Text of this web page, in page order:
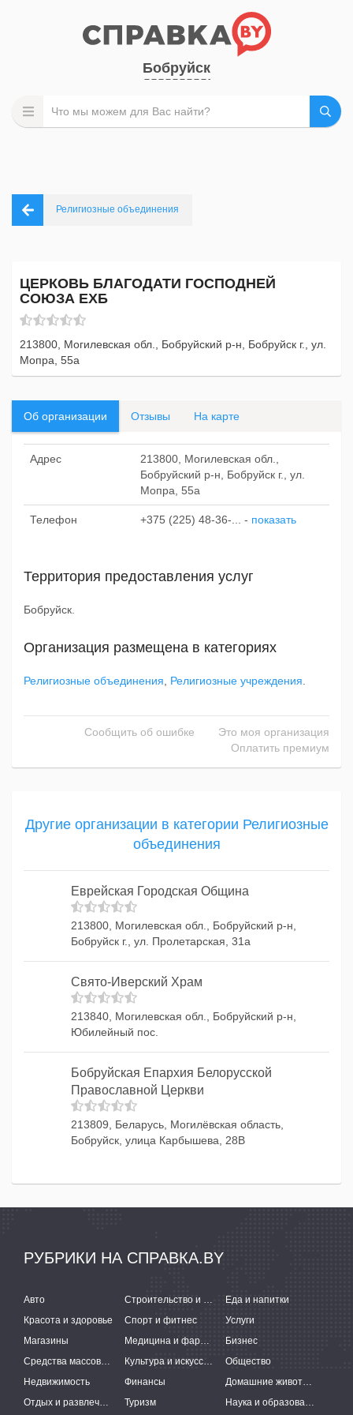
Бобруйск
Религиозные объединения
ЦЕРКОВЬ БЛАГОДАТИ ГОСПОДНЕЙ
СОЮЗА ЕХБ
213800, Могилевская обл., Бобруйский р-н, Бобруйск г., ул.
Мопра, 55а
Об организации Отзывы На карте
Адрес
213800, Могилевская обл.,
Бобруйский р-н, Бобруйск г., ул.
Мопра, 55а
Телефон +375 (225) 48-36-... - показать
Территория предоставления услуг
Бобруйск.
Организация размещена в категориях
Религиозные объединения Религиозные учреждения
Сообщить об ошибке
Это моя организация
Оплатить премиум
Другие организации в категории Религиозные
объединения
Еврейская Городская Община
213800, Могилевская обл., Бобруйский р-н,
Бобруйск г., ул. Пролетарская, 31а
Свято-Иверский Храм
213840, Могилевская обл., Бобруйский р-н,
Юбилейный пос.
Бобруйская Епархия Белорусской
Православной Церкви
213809, Беларусь, Могилёвская область,
Бобруйск, улица Карбышева, 28В
РУБРИКИ НА СПРАВКА.BY
Авто Строительство и ремонт
Еда и напитки
Красота и здоровье
Спорт и фитнес
Услуги
Магазины
Медицина и фармацевтика
Бизнес
Средства массовой информации
Культура и искусство
Общество
Недвижимость
Финансы
Домашние животные
Отдых и развлечения
Туризм Наука и образование